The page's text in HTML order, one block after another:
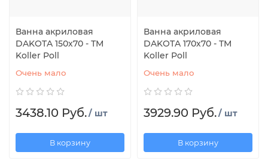
Ванна акриловая
DAKOTA 150х70 - ТМ
Koller Poll
Очень мало
3438.10 Руб./ шт
В корзину
Ванна акриловая
DAKOTA 170х70 - ТМ
Koller Poll
Очень мало
3929.90 Руб./ шт
В корзину